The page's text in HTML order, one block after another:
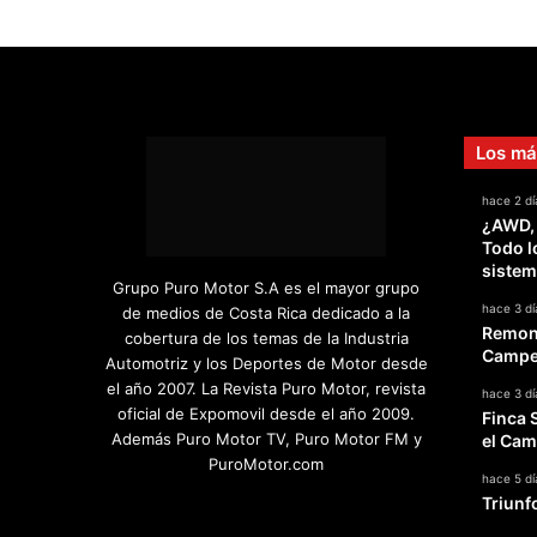
Grupo Puro Motor S.A es el mayor grupo
de medios de Costa Rica dedicado a la
cobertura de los temas de la Industria
Automotriz y los Deportes de Motor desde
el año 2007. La Revista Puro Motor, revista
oficial de Expomovil desde el año 2009.
Además Puro Motor TV, Puro Motor FM y
PuroMotor.com
Los
hace 2
Todo
hace 3
hace 3
Finca
el
hace 5